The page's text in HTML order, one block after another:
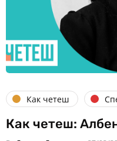
Как четеш
Как четеш: